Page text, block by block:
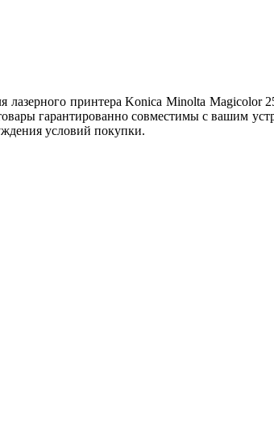
принтера Konica Minolta Magicolor
гарантированно совместимы с вашим
условий покупки.